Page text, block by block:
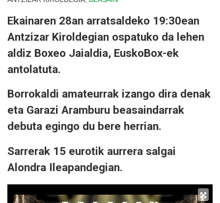
Ekainaren 28an arratsaldeko 19:30ean
Antzizar Kiroldegian ospatuko da lehen
aldiz Boxeo Jaialdia, EuskoBox-ek
antolatuta.
Borrokaldi amateurrak izango dira denak
eta Garazi Aramburu beasaindarrak
debuta egingo du bere herrian.
Sarrerak 15 eurotik aurrera salgai
Alondra Ileapandegian.